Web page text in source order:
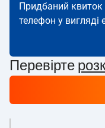
Придбаний квиток
телефон у вигляді
Перевірте